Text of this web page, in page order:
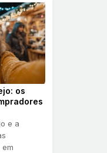
os
e a